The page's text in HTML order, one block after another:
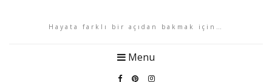
Hayata farklı bir açıdan bakmak için…
Menu